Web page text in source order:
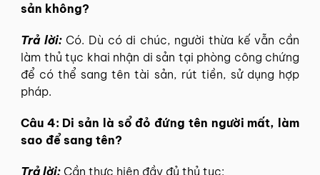
sản không?
Trả lời:Có. Dù có di chúc, người thừa kế vẫn cần
làm thủ tục khai nhận di sản tại phòng công chứng
để có thể sang tên tài sản, rút tiền, sử dụng hợp
pháp.
Câu 4: Di sản là sổ đỏ đứng tên người mất, làm
sao để sang tên?
Trả lời: Cần thực hiện đầy đủ thủ tục: